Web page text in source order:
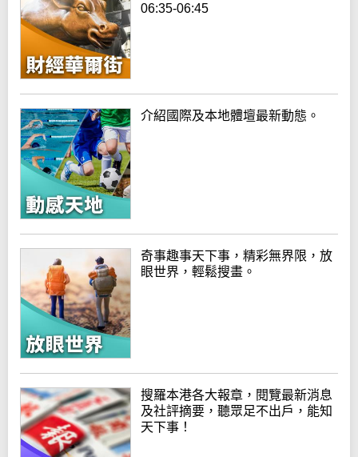
06:35-06:45
介紹國際及本地體壇最新動態。
奇事趣事天下事，精彩無界限，放
眼世界，輕鬆搜畫。
搜羅本港各大報章，閱覽最新消息
及社評摘要，聽眾足不出戶，能知
天下事！